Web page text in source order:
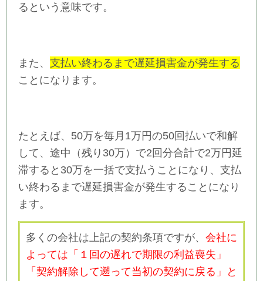
るという意味です。
また、 支払い終わるまで遅延損害金が発生する
ことになります。
たとえば、50万を毎月1万円の50回払いで和解
して、途中（残り30万）で2回分合計で2万円延
滞すると30万を一括で支払うことになり、支払
い終わるまで遅延損害金が発生することになり
ます。
多くの会社は上記の契約条項ですが、 会社に
よっては「１回の遅れで期限の利益喪失」
「契約解除して遡って当初の契約に戻る」と